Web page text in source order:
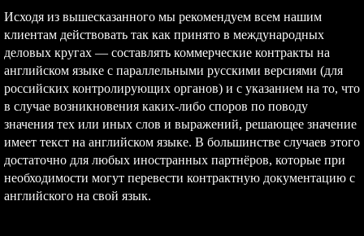
Исходя из вышесказанного мы рекомендуем всем нашим
клиентам действовать так как принято в международных
деловых кругах — составлять коммерческие контракты на
английском языке с параллельными русскими версиями (для
российских контролирующих органов) и с указанием на то, что
в случае возникновения каких-либо споров по поводу
значения тех или иных слов и выражений, решающее значение
имеет текст на английском языке. В большинстве случаев этого
достаточно для любых иностранных партнёров, которые при
необходимости могут перевести контрактную документацию с
английского на свой язык.